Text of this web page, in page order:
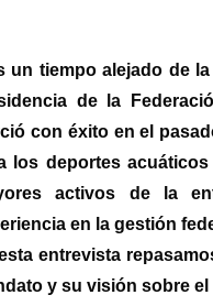
un tiempo alejado de
de la
con éxito en el
los deportes
activos de la
en la gestión
entrevista
y su visión sobre